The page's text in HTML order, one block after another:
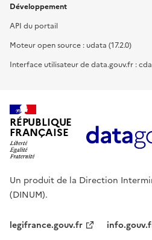
Développement
API du portail
Moteur open source : udata (17.2.0)
Interface utilisateur de data.gouv.fr :
RÉPUBLIQUE
FRANÇAISE
Un produit de la Direction
(DINUM).
legifrance.gouv.fr